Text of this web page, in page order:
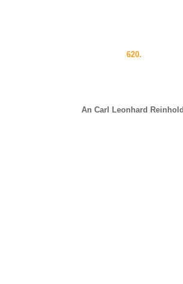
620.
An Carl Leonhard